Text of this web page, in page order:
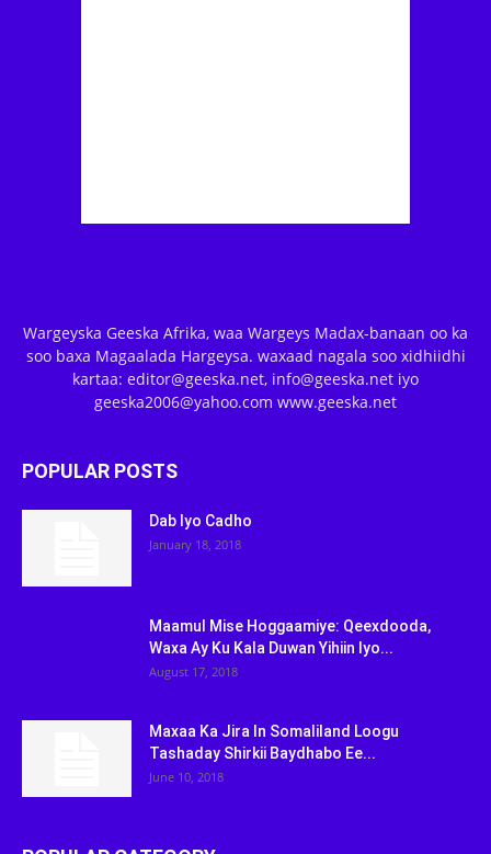
Wargeyska Geeska Afrika, waa Wargeys Madax-banaan oo ka
soo baxa Magaalada Hargeysa. waxaad nagala soo xidhiidhi
kartaa: editor@geeska.net, info@geeska.net iyo
geeska2006@yahoo.com www.geeska.net
POPULAR POSTS
Dab Iyo Cadho
January 18, 2018
Maamul Mise Hoggaamiye: Qeexdooda,
Waxa Ay Ku Kala Duwan Yihiin Iyo...
August 17, 2018
Maxaa Ka Jira In Somaliland Loogu
Tashaday Shirkii Baydhabo Ee...
June 10, 2018